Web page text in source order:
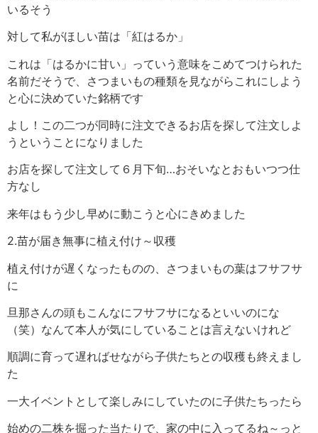
いるそう
対して私がほしい苗は「紅はるか」
これは「はるかに甘い」っていう意味をこめてつけられた
名前だそうで、さつまいもの種類を見ながらこれにしよう
と心に決めていた銘柄です
よし！この二つが同時に注文できるお店を探して注文しよ
うということになりました
お店を探して注文して６月下旬…おそいなとおもいつつ仕
方なし
来年はもう少し早めに動こうと心にきめました
2.苗が届き無事に植え付け～収穫
植え付けが遅くなったものの、さつまいもの葉はフサフサ
に
旦那さんの頭もこんなにフサフサになるといいのにな
（笑）なんて本人が気にしていることは言えないけれど
順調に育って遅ればせながら子供たちとの収穫も終えまし
た
一大イベントとして楽しみにしていたのに子供たちったら
始めの二株を掘った当たりで、家の中に入ってるね～っと